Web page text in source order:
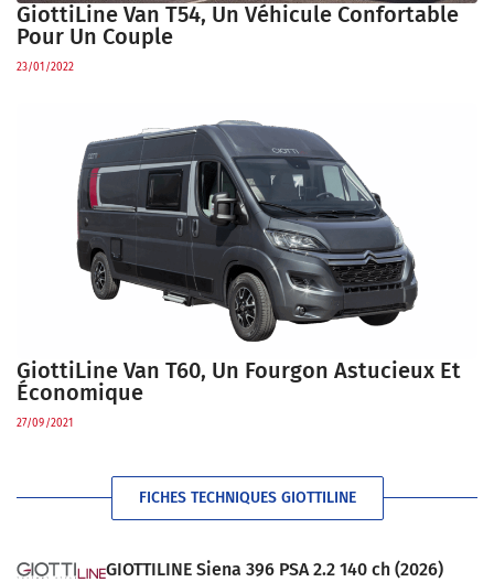
GiottiLine Van T54, Un Véhicule Confortable
Pour Un Couple
23/01/2022
GiottiLine Van T60, Un Fourgon Astucieux Et
Économique
27/09/2021
FICHES TECHNIQUES GIOTTILINE
GIOTTILINE Siena 396 PSA 2.2 140 ch (2026)